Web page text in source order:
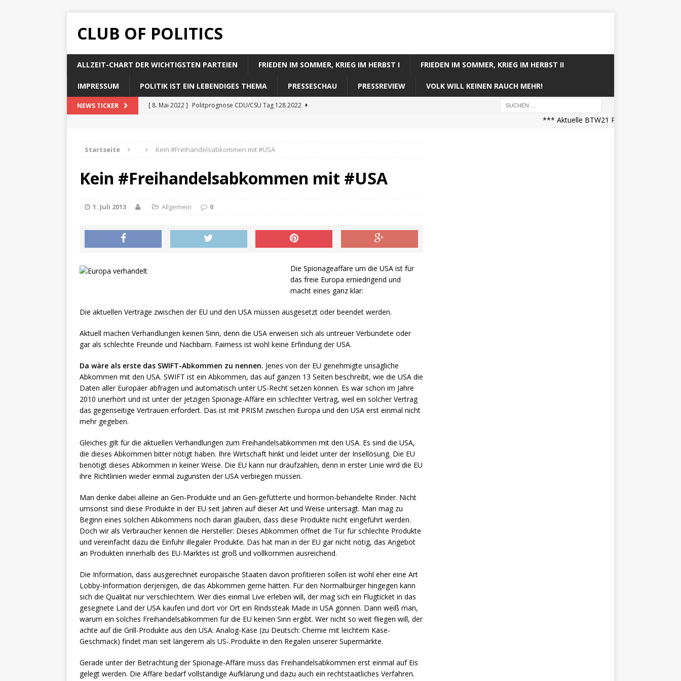
CLUB OF POLITICS
ALLZEIT-CHART DER WICHTIGSTEN PARTEIEN FRIEDEN IM SOMMER, KRIEG IM HERBST I FRIEDEN IM SOMMER, KRIEG IM HERBST II
IMPRESSUM POLITIK IST EIN LEBENDIGES THEMA PRESSESCHAU PRESSREVIEW VOLK WILL KEINEN RAUCH MEHR!
NEWS TICKER [ 8. Mai 2022 ] Politprognose CDU/CSU Tag 128 2022
[ 8. Mai 2022 ] Politprognose Koalitionsrechner Tag 128 2022
*** Aktuelle BTW21 Prognose
Startseite Kein #Freihandelsabkommen mit #USA
Kein #Freihandelsabkommen mit #USA
1. Juli 2013 Allgemein 0
Die Spionageaffäre um die USA ist für
das freie Europa erniedrigend und
macht eines ganz klar:
Die aktuellen Verträge zwischen der EU und den USA müssen ausgesetzt oder beendet werden.
Aktuell machen Verhandlungen keinen Sinn, denn die USA erweisen sich als untreuer Verbündete oder
gar als schlechte Freunde und Nachbarn. Fairness ist wohl keine Erfindung der USA.
Da wäre als erste das SWIFT-Abkommen zu nennen. Jenes von der EU genehmigte unsägliche
Abkommen mit den USA. SWIFT ist ein Abkommen, das auf ganzen 13 Seiten beschreibt, wie die USA die
Daten aller Europäer abfragen und automatisch unter US-Recht setzen können. Es war schon im Jahre
2010 unerhört und ist unter der jetzigen Spionage-Affäre ein schlechter Vertrag, weil ein solcher Vertrag
das gegenseitige Vertrauen erfordert. Das ist mit PRISM zwischen Europa und den USA erst einmal nicht
mehr gegeben.
Gleiches gilt für die aktuellen Verhandlungen zum Freihandelsabkommen mit den USA. Es sind die USA,
die dieses Abkommen bitter nötigt haben. Ihre Wirtschaft hinkt und leidet unter der Insellösung. Die EU
benötigt dieses Abkommen in keiner Weise. Die EU kann nur draufzahlen, denn in erster Linie wird die EU
ihre Richtlinien wieder einmal zugunsten der USA verbiegen müssen.
Man denke dabei alleine an Gen-Produkte und an Gen-gefütterte und hormon-behandelte Rinder. Nicht
umsonst sind diese Produkte in der EU seit Jahren auf dieser Art und Weise untersagt. Man mag zu
Beginn eines solchen Abkommens noch daran glauben, dass diese Produkte nicht eingeführt werden.
Doch wir als Verbraucher kennen die Hersteller: Dieses Abkommen öffnet die Tür für schlechte Produkte
und vereinfacht dazu die Einfuhr illegaler Produkte. Das hat man in der EU gar nicht nötig, das Angebot
an Produkten innerhalb des EU-Marktes ist groß und vollkommen ausreichend.
Die Information, dass ausgerechnet europäische Staaten davon profitieren sollen ist wohl eher eine Art
Lobby-Information derjenigen, die das Abkommen gerne hätten. Für den Normalbürger hingegen kann
sich die Qualität nur verschlechtern. Wer dies einmal Live erleben will, der mag sich ein Flugticket in das
gesegnete Land der USA kaufen und dort vor Ort ein Rindssteak Made in USA gönnen. Dann weiß man,
warum ein solches Freihandelsabkommen für die EU keinen Sinn ergibt. Wer nicht so weit fliegen will, der
achte auf die Grill-Produkte aus den USA: Analog-Käse (zu Deutsch: Chemie mit leichtem Käse-
Geschmack) findet man seit längerem als US-.Produkte in den Regalen unserer Supermärkte.
Gerade unter der Betrachtung der Spionage-Affäre muss das Freihandelsabkommen erst einmal auf Eis
gelegt werden. Die Affäre bedarf vollständige Aufklärung und dazu auch ein rechtstaatliches Verfahren.